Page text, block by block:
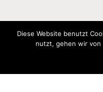
Diese Website benutzt
nutzt, gehen wir von